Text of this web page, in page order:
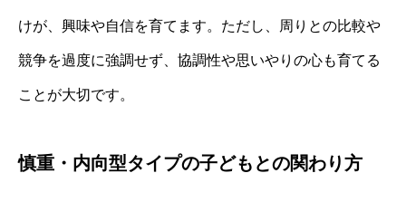
けが、興味や自信を育てます。ただし、周りとの比較や
競争を過度に強調せず、協調性や思いやりの心も育てる
ことが大切です。
慎重・内向型タイプの子どもとの関わり方